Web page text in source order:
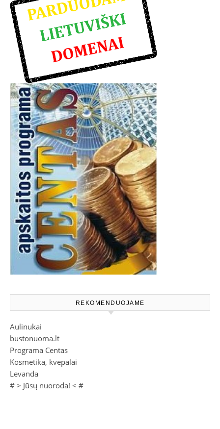
REKOMENDUOJAME
Aulinukai
bustonuoma.lt
Programa Centas
Kosmetika, kvepalai
Levanda
# > Jūsų nuoroda! < #